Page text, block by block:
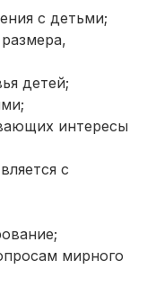
с детьми;
детей;
интересы
с
мирного